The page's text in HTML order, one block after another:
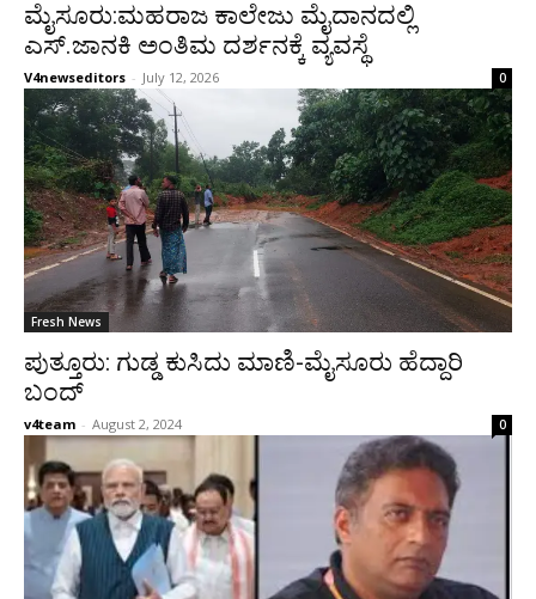
ಮೈಸೂರು:ಮಹರಾಜ ಕಾಲೇಜು ಮೈದಾನದಲ್ಲಿ
ಎಸ್.ಜಾನಕಿ ಅಂತಿಮ ದರ್ಶನಕ್ಕೆ ವ್ಯವಸ್ಥೆ
V4newseditors - July 12, 2026 0
Fresh News
ಪುತ್ತೂರು: ಗುಡ್ಡ ಕುಸಿದು ಮಾಣಿ-ಮೈಸೂರು ಹೆದ್ದಾರಿ
ಬಂದ್
v4team - August 2, 2024 0